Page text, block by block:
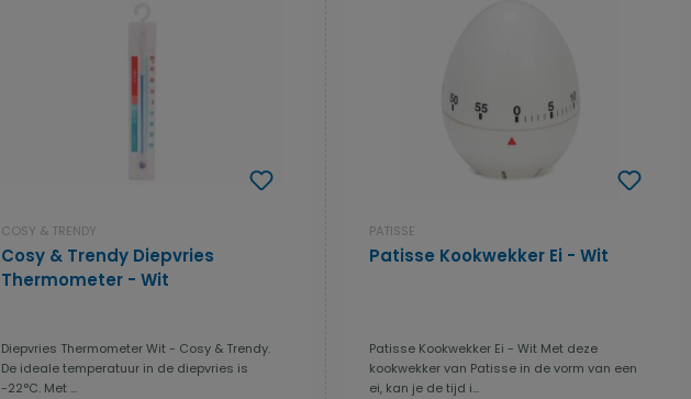
COSY & TRENDY
Cosy & Trendy Diepvries
Thermometer - Wit
Diepvries Thermometer Wit - Cosy & Trendy.
De ideale temperatuur in de diepvries is
-22°C. Met ...
PATISSE
Patisse Kookwekker Ei - Wit
Patisse Kookwekker Ei - Wit Met deze
kookwekker van Patisse in de vorm van een
ei, kan je de tijd i...